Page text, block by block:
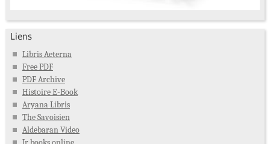
Liens
Libris Aeterna
Free PDF
PDF Archive
Histoire E-Book
Aryana Libris
The Savoisien
Aldebaran Video